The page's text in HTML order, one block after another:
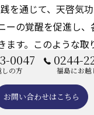
を通じて、天啓気功
の覚醒を促進し、
ます。このような取
つながるのです。
功治療や療法)
0047
の方
0244-
福島にお越
お問い合わせはこちら